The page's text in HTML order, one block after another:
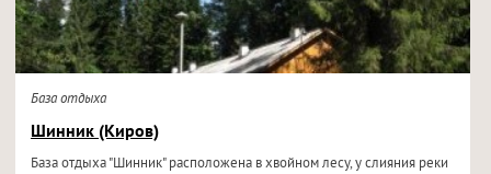
База отдыха
Шинник (Киров)
База отдыха "Шинник" расположена в хвойном лесу, у слияния реки